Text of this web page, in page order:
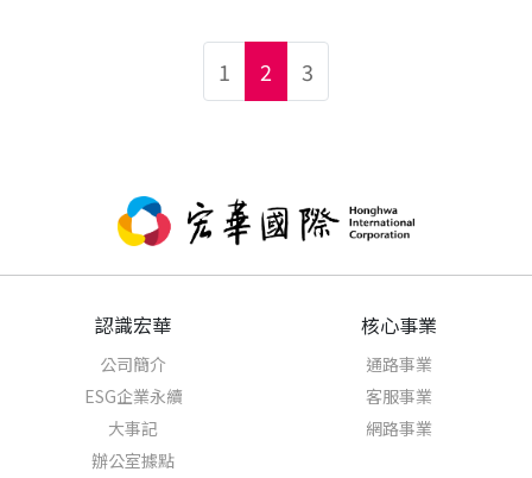
1 2 3
認識宏華
公司簡介
ESG企業永續
大事記
辦公室據點
核心事業
通路事業
客服事業
網路事業